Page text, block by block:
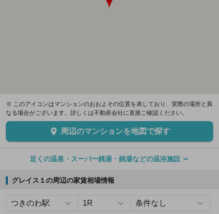
※ このアイコンはマンションのおおよその位置を表しており、実際の場所と異
なる場合がございます。詳しくは不動産会社に直接ご確認ください。
周辺のマンションを地図で探す
近くの温泉・スーパー銭湯・銭湯などの温浴施設
グレイス１の周辺の家賃相場情報